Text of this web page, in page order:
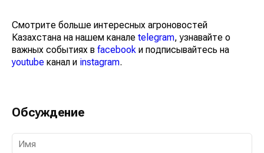
Смотрите больше интересных агроновостей
Казахстана на нашем канале telegram, узнавайте о
важных событиях в facebook и подписывайтесь на
youtube канал и instagram.
Обсуждение